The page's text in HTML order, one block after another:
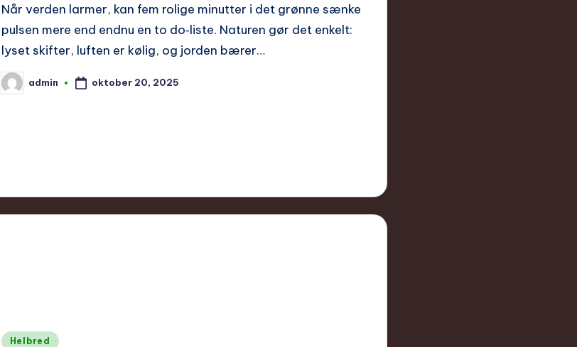
Når verden larmer, kan fem rolige minutter i det grønne sænke
pulsen mere end endnu en to do‑liste. Naturen gør det enkelt:
lyset skifter, luften er kølig, og jorden bærer…
Posted
by
admin oktober 20, 2025
Posted
Helbred